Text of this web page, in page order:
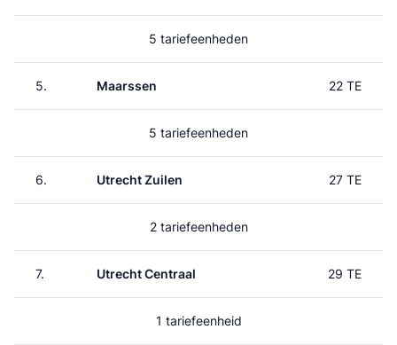
5 tariefeenheden
5. Maarssen 22 TE
5 tariefeenheden
6. Utrecht Zuilen 27 TE
2 tariefeenheden
7. Utrecht Centraal 29 TE
1 tariefeenheid